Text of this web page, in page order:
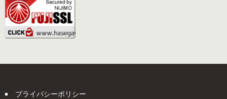
プライバシーポリシー